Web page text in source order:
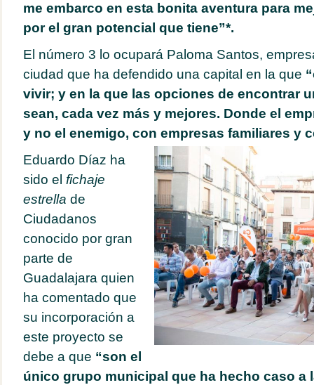
me embarco en esta bonita aventura para
por el gran potencial que tiene”*.
El número 3 lo ocupará Paloma Santos,
ciudad que ha defendido una capital en la que
vivir; y en la que las opciones de encontrar
sean, cada vez más y mejores. Donde el
y no el enemigo, con empresas familiares y
Eduardo Díaz ha
sido el fichaje
estrella de
Ciudadanos
conocido por gran
parte de
Guadalajara quien
ha comentado que
su incorporación a
este proyecto se
debe a que “son el
único grupo municipal que ha hecho caso a